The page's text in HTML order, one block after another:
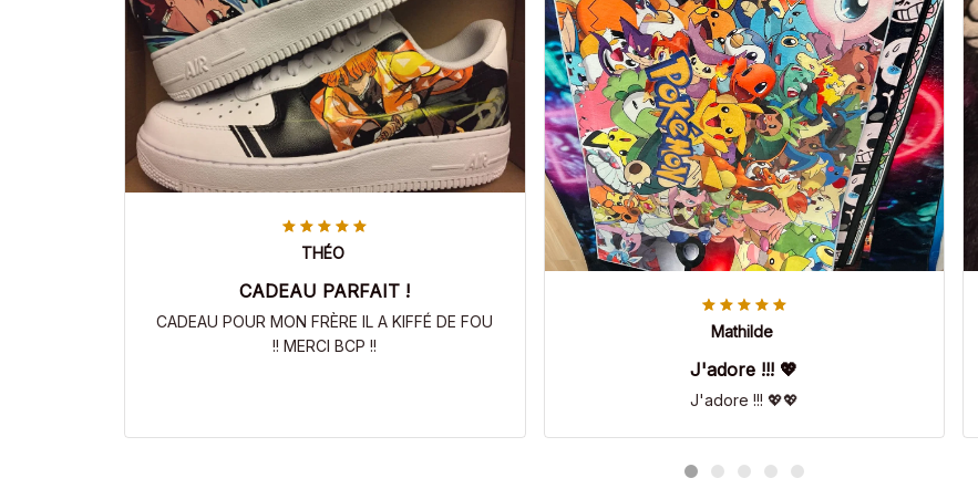
THÉO
CADEAU PARFAIT !
CADEAU POUR MON FRÈRE IL A KIFFÉ DE FOU
!! MERCI BCP !!
Mathilde
J'adore !!! 💖
J'adore !!! 💖💖